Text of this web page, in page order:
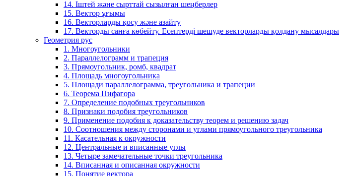
14. Іштей және сырттай сызылған шеңберлер
15. Вектор ұғымы
16. Векторларды қосу және азайту
17. Векторды санға көбейту. Есептерді шешуде векторларды қолдану мысалдары
Геометрия рус
1. Многоугольники
2. Параллелограмм и трапеция
3. Прямоугольник, ромб, квадрат
4. Площадь многоугольника
5. Площади параллелограмма, треугольника и трапеции
6. Теорема Пифагора
7. Определение подобных треугольников
8. Признаки подобия треугольников
9. Применение подобия к доказательству теорем и решению задач
10. Соотношения между сторонами и углами прямоугольного треугольника
11. Касательная к окружности
12. Центральные и вписанные углы
13. Четыре замечательные точки треугольника
14. Вписанная и описанная окружности
15. Понятие вектора